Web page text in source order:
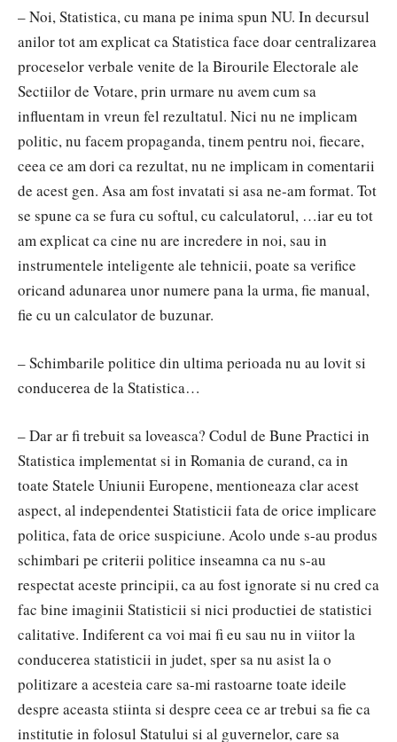
– Noi, Statistica, cu mana pe inima spun NU. In decursul
anilor tot am explicat ca Statistica face doar centralizarea
proceselor verbale venite de la Birourile Electorale ale
Sectiilor de Votare, prin urmare nu avem cum sa
influentam in vreun fel rezultatul. Nici nu ne implicam
politic, nu facem propaganda, tinem pentru noi, fiecare,
ceea ce am dori ca rezultat, nu ne implicam in comentarii
de acest gen. Asa am fost invatati si asa ne-am format. Tot
se spune ca se fura cu softul, cu calculatorul, …iar eu tot
am explicat ca cine nu are incredere in noi, sau in
instrumentele inteligente ale tehnicii, poate sa verifice
oricand adunarea unor numere pana la urma, fie manual,
fie cu un calculator de buzunar.
– Schimbarile politice din ultima perioada nu au lovit si
conducerea de la Statistica…
– Dar ar fi trebuit sa loveasca? Codul de Bune Practici in
Statistica implementat si in Romania de curand, ca in
toate Statele Uniunii Europene, mentioneaza clar acest
aspect, al independentei Statisticii fata de orice implicare
politica, fata de orice suspiciune. Acolo unde s-au produs
schimbari pe criterii politice inseamna ca nu s-au
respectat aceste principii, ca au fost ignorate si nu cred ca
fac bine imaginii Statisticii si nici productiei de statistici
calitative. Indiferent ca voi mai fi eu sau nu in viitor la
conducerea statisticii in judet, sper sa nu asist la o
politizare a acesteia care sa-mi rastoarne toate ideile
despre aceasta stiinta si despre ceea ce ar trebui sa fie ca
institutie in folosul Statului si al guvernelor, care sa